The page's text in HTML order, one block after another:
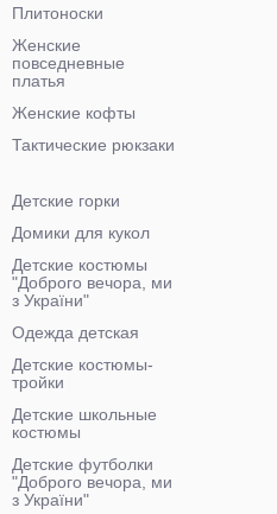
Плитоноски
Женские
повседневные
платья
Женские кофты
Тактические рюкзаки
Детские горки
Домики для кукол
Детские костюмы
"Доброго вечора, ми
з України"
Одежда детская
Детские костюмы-
тройки
Детские школьные
костюмы
Детские футболки
"Доброго вечора, ми
з України"